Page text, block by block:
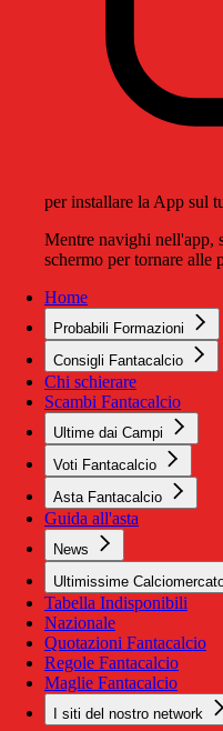
per installare la App sul
Mentre navighi nell'app,
schermo per tornare alle
Home
Probabili Formazioni
Consigli Fantacalcio
Chi schierare
Scambi Fantacalcio
Ultime dai Campi
Voti Fantacalcio
Asta Fantacalcio
Guida all'asta
News
Ultimissime
Tabella Indisponibili
Nazionale
Quotazioni Fantacalcio
Regole Fantacalcio
Maglie Fantacalcio
I siti del nostro network